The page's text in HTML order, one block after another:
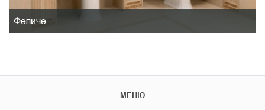
Феличе
МЕНЮ